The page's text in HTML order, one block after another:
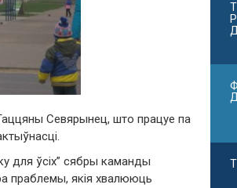
Севярынец, што працуе па
для ўсіх” сябры каманды
праблемы, якія хвалююць